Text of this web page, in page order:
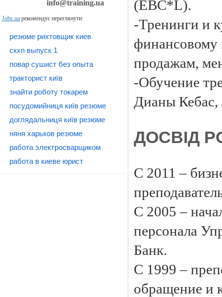
info@training.ua
Jobs.ua рекомендує переглянути:
резюме рихтовщик киев
скхп выпуск 1
повар сушист без опыта
тракторист київ
знайти роботу токарем
посудомийниця київ резюме
доглядальниця київ резюме
няня харьков резюме
работа электросварщиком
работа в киеве юрист
(EBC*L).
-Тренинги и
финансовому
продажам,
-Обучение
Дианы
ДОСВІД
С 2011 –
С 2005 –
персонала
Банк.
С 1999 –
обращение и